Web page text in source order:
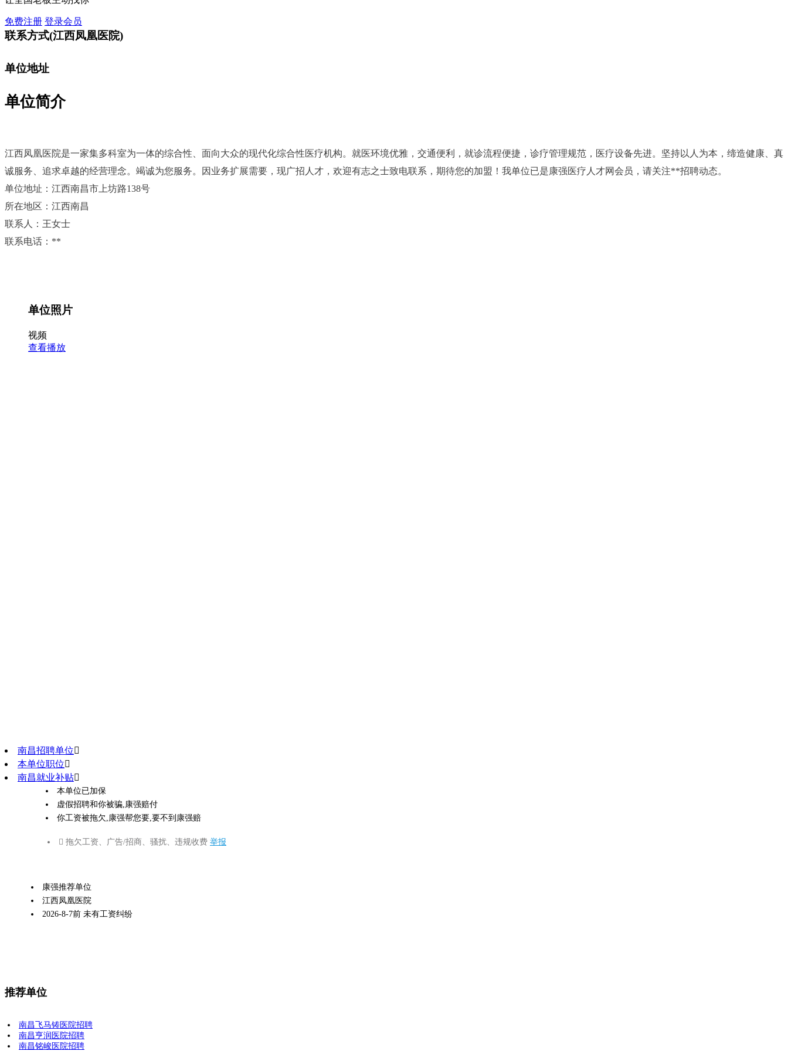
免费注册 登录会员
联系方式(江西凤凰医院)
单位地址
单位简介
江西凤凰医院是一家集多科室为一体的综合性、面向大众的现代化综合性医疗机构。就医环境优雅，交通便利，就诊流程便捷，诊疗管理规范，医疗设备先进。坚持以人为本，缔造健康、真
诚服务、追求卓越的经营理念。竭诚为您服务。因业务扩展需要，现广招人才，欢迎有志之士致电联系，期待您的加盟！我单位已是康强医疗人才网会员，请关注**招聘动态。
单位地址：江西南昌市上坊路138号
所在地区：江西南昌
联系人：王女士
联系电话：**
单位照片
视频
查看播放
南昌招聘单位
本单位职位
南昌就业补贴
本单位已加保
虚假招聘和你被骗,康强赔付
你工资被拖欠,康强帮您要,要不到康强赔
 拖欠工资、广告/招商、骚扰、违规收费 举报
康强推荐单位
江西凤凰医院
2026-8-7前 未有工资纠纷
推荐单位
南昌飞马铸医院招聘
南昌亨润医院招聘
南昌铭峻医院招聘